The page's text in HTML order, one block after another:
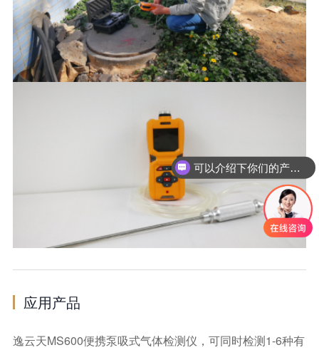
应用产品
逸云天MS600便携泵吸式气体检测仪，可同时检测1-6种有
可以介绍下你们的产品么
你们是怎么收费的呢